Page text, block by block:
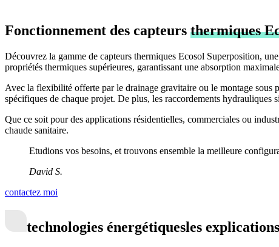
Fonctionnement des capteurs thermiques
Découvrez la gamme de capteurs thermiques Ecosol Superposition,
propriétés thermiques supérieures, garantissant une absorption
Avec la flexibilité offerte par le drainage gravitaire ou le montage sous
spécifiques de chaque projet. De plus, les raccordements hydrauliques
Que ce soit pour des applications résidentielles, commerciales ou
chaude sanitaire.
Etudions vos besoins, et trouvons ensemble la meilleure
David S.
contactez moi
technologies énergétiquesles